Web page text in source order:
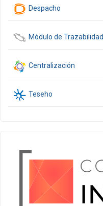
Despacho
Módulo de Trazabilidad
Centralización
Teseho